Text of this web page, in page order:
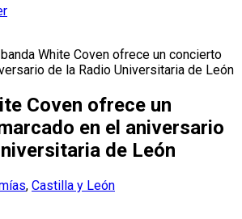
White Coven ofrece un concierto
de la Radio Universitaria de León
Coven ofrece un
en el aniversario
de León
, Castilla y León